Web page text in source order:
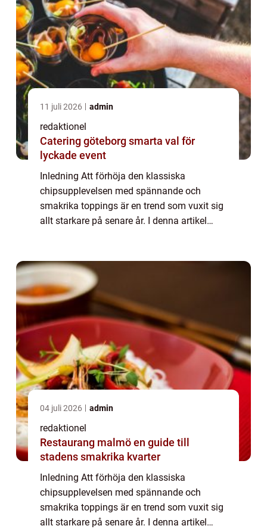
11 juli 2026 admin
redaktionel
Catering göteborg smarta val för
lyckade event
Inledning Att förhöja den klassiska
chipsupplevelsen med spännande och
smakrika toppings är en trend som vuxit sig
allt starkare på senare år. I denna artikel
04 juli 2026 admin
redaktionel
Restaurang malmö en guide till
stadens smakrika kvarter
Inledning Att förhöja den klassiska
chipsupplevelsen med spännande och
smakrika toppings är en trend som vuxit sig
allt starkare på senare år. I denna artikel